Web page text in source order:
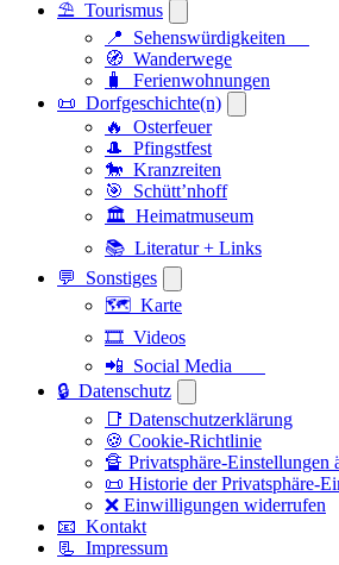
⛱️ Tourismus
📍 Sehenswürdigkeiten
🧭 Wanderwege
🧳 Ferienwohnungen
📜 Dorfgeschichte(n)
🔥 Osterfeuer
🎩 Pfingstfest
🐎 Kranzreiten
🎯 Schütt’nhoff
🏛️ Heimatmuseum
📚 Literatur + Links
💬 Sonstiges
🗺️ Karte
🎞️ Videos
📲 Social Media
🔒 Datenschutz
📑 Datenschutzerklärung
🍪 Cookie-Richtlinie
🔏 Privatsphäre-Einstellungen
📜 Historie der Privatsphäre-
❌ Einwilligungen widerrufen
📧 Kontakt
📃 Impressum